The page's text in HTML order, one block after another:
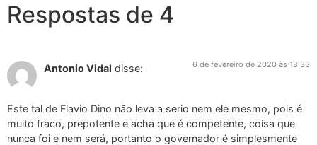
Respostas de 4
Antonio Vidal disse: 6 de fevereiro de 2020 às 18:33
Este tal de Flavio Dino não leva a serio nem ele mesmo, pois é
muito fraco, prepotente e acha que é competente, coisa que
nunca foi e nem será, portanto o governador é simplesmente